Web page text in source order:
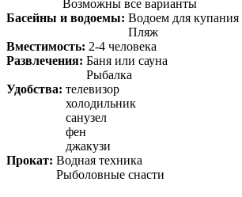
Возможны все варианты
Басейны и водоемы: Водоем для купания
Пляж
Вместимость: 2-4 человека
Развлечения: Баня или сауна
Рыбалка
Удобства: телевизор
холодильник
санузел
фен
джакузи
Прокат: Водная техника
Рыболовные снасти